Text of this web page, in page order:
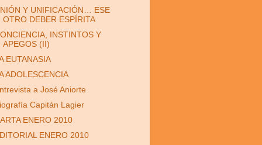
Y UNIFICACIÓN… ESE
OTRO DEBER ESPÍRITA
INSTINTOS Y
APEGOS (II)
EUTANASIA
ADOLESCENCIA
a José Aniorte
Capitán Lagier
ENERO 2010
ENERO 2010